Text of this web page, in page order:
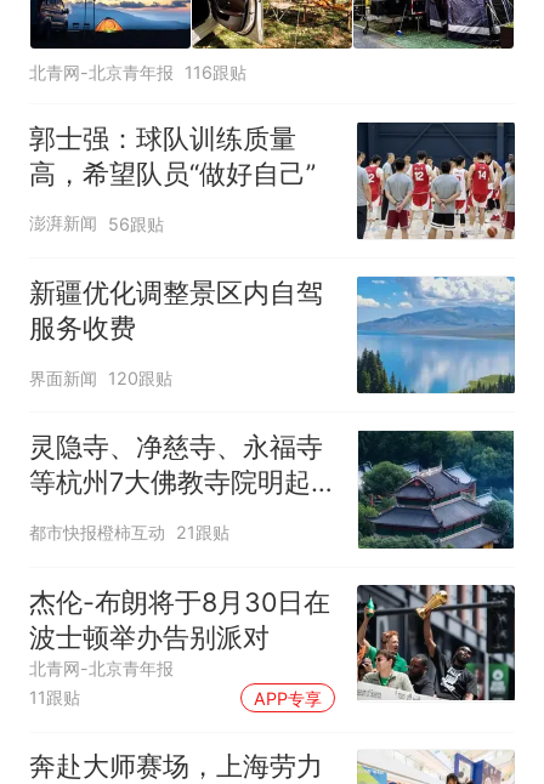
北青网-北京青年报 116跟贴
郭士强：球队训练质量
高，希望队员“做好自己”
澎湃新闻 56跟贴
新疆优化调整景区内自驾
服务收费
界面新闻 120跟贴
灵隐寺、净慈寺、永福寺
等杭州7大佛教寺院明起
临时关闭，别跑空了
都市快报橙柿互动 21跟贴
杰伦-布朗将于8月30日在
波士顿举办告别派对
北青网-北京青年报
11跟贴
APP专享
奔赴大师赛场，上海劳力